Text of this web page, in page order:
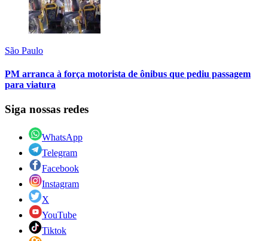
São Paulo
PM arranca à força motorista de ônibus que pediu passagem
para viatura
Siga nossas redes
WhatsApp
Telegram
Facebook
Instagram
X
YouTube
Tiktok